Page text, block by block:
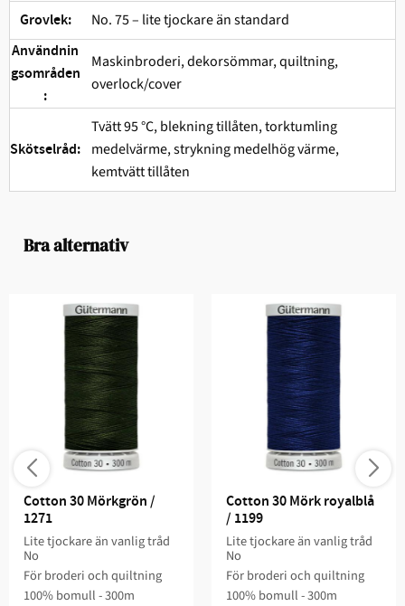
Grovlek: No. 75 – lite tjockare än standard
Användnin
gsområden
:
Maskinbroderi, dekorsömmar, quiltning,
overlock/cover
Skötselråd:
Tvätt 95 °C, blekning tillåten, torktumling
medelvärme, strykning medelhög värme,
kemtvätt tillåten
Bra alternativ
Cotton 30 Mörkgrön /
1271
Lite tjockare än vanlig tråd
No
För broderi och quiltning​
100% bomull - 300m
Cotton 30 Mörk royalblå
/ 1199
Lite tjockare än vanlig tråd
No
För broderi och quiltning​
100% bomull - 300m